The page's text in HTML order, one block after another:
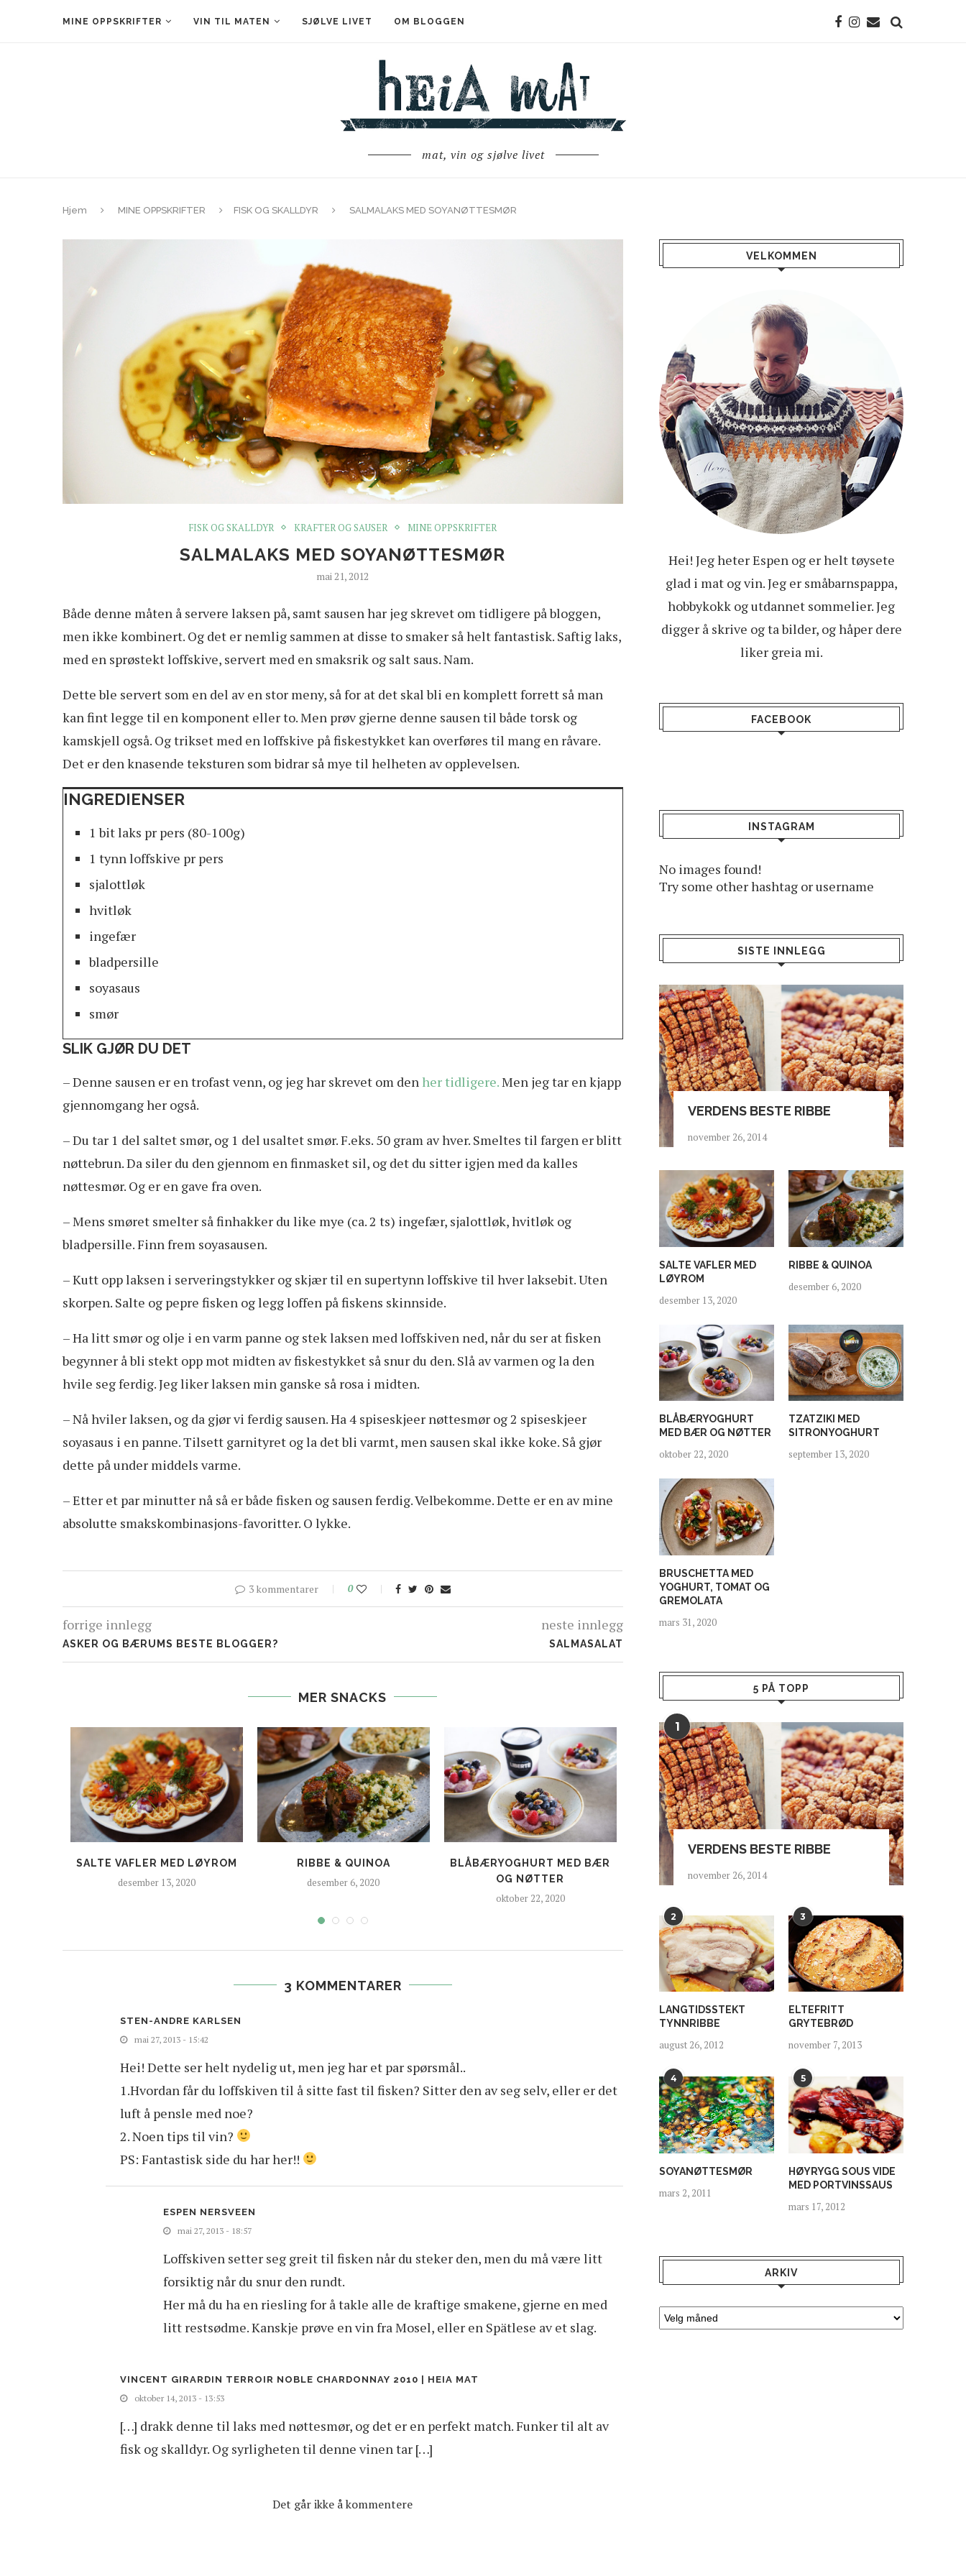
MINE OPPSKRIFTER VIN TIL MATEN SJØLVE LIVET OM BLOGGEN
mat, vin og sjølve livet
Hjem MINE OPPSKRIFTER FISK OG SKALLDYR SALMALAKS MED SOYANØTTESMØR
FISK OG SKALLDYR KRAFTER OG SAUSER MINE OPPSKRIFTER
SALMALAKS MED SOYANØTTESMØR
mai 21, 2012
Både denne måten å servere laksen på, samt sausen har jeg skrevet om tidligere på bloggen,
men ikke kombinert. Og det er nemlig sammen at disse to smaker så helt fantastisk. Saftig laks,
med en sprøstekt loffskive, servert med en smaksrik og salt saus. Nam.
Dette ble servert som en del av en stor meny, så for at det skal bli en komplett forrett så man
kan fint legge til en komponent eller to. Men prøv gjerne denne sausen til både torsk og
kamskjell også. Og trikset med en loffskive på fiskestykket kan overføres til mang en råvare.
Det er den knasende teksturen som bidrar så mye til helheten av opplevelsen.
INGREDIENSER
1 bit laks pr pers (80-100g)
1 tynn loffskive pr pers
sjalottløk
hvitløk
ingefær
bladpersille
soyasaus
smør
SLIK GJØR DU DET
– Denne sausen er en trofast venn, og jeg har skrevet om den her tidligere.Men jeg tar en kjapp
gjennomgang her også.
– Du tar 1 del saltet smør, og 1 del usaltet smør. F.eks. 50 gram av hver. Smeltes til fargen er blitt
nøttebrun. Da siler du den gjennom en finmasket sil, og det du sitter igjen med da kalles
nøttesmør. Og er en gave fra oven.
– Mens smøret smelter så finhakker du like mye (ca. 2 ts) ingefær, sjalottløk, hvitløk og
bladpersille. Finn frem soyasausen.
– Kutt opp laksen i serveringstykker og skjær til en supertynn loffskive til hver laksebit. Uten
skorpen. Salte og pepre fisken og legg loffen på fiskens skinnside.
– Ha litt smør og olje i en varm panne og stek laksen med loffskiven ned, når du ser at fisken
begynner å bli stekt opp mot midten av fiskestykket så snur du den. Slå av varmen og la den
hvile seg ferdig. Jeg liker laksen min ganske så rosa i midten.
– Nå hviler laksen, og da gjør vi ferdig sausen. Ha 4 spiseskjeer nøttesmør og 2 spiseskjeer
soyasaus i en panne. Tilsett garnityret og la det bli varmt, men sausen skal ikke koke. Så gjør
dette på under middels varme.
– Etter et par minutter nå så er både fisken og sausen ferdig. Velbekomme. Dette er en av mine
absolutte smakskombinasjons-favoritter. O lykke.
3 kommentarer 0
forrige innlegg
ASKER OG BÆRUMS BESTE BLOGGER?
neste innlegg
SALMASALAT
MER SNACKS
SALTE VAFLER MED LØYROM
desember 13, 2020
RIBBE & QUINOA
desember 6, 2020
BLÅBÆRYOGHURT MED BÆR
OG NØTTER
oktober 22, 2020
SITRONYOGHURT
BRUSCHETTA MED
TOMAT OG
3 KOMMENTARER
STEN-ANDRE KARLSEN
mai 27, 2013 - 15:42
Hei! Dette ser helt nydelig ut, men jeg har et par spørsmål..
1.Hvordan får du loffskiven til å sitte fast til fisken? Sitter den av seg selv, eller er det
luft å pensle med noe?
2. Noen tips til vin?
PS: Fantastisk side du har her!!
ESPEN NERSVEEN
mai 27, 2013 - 18:57
Loffskiven setter seg greit til fisken når du steker den, men du må være litt
forsiktig når du snur den rundt.
Her må du ha en riesling for å takle alle de kraftige smakene, gjerne en med
litt restsødme. Kanskje prøve en vin fra Mosel, eller en Spätlese av et slag.
VINCENT GIRARDIN TERROIR NOBLE CHARDONNAY 2010 | HEIA MAT
oktober 14, 2013 - 13:53
[…] drakk denne til laks med nøttesmør, og det er en perfekt match. Funker til alt av
fisk og skalldyr. Og syrligheten til denne vinen tar […]
Det går ikke å kommentere
VELKOMMEN
Hei! Jeg heter Espen og er helt tøysete
glad i mat og vin. Jeg er småbarnspappa,
hobbykokk og utdannet sommelier. Jeg
digger å skrive og ta bilder, og håper dere
liker greia mi.
FACEBOOK
INSTAGRAM
No images found!
Try some other hashtag or username
SISTE INNLEGG
VERDENS BESTE RIBBE
november 26, 2014
SALTE VAFLER MED
LØYROM
desember 13, 2020
RIBBE & QUINOA
desember 6, 2020
BLÅBÆRYOGHURT
MED BÆR OG NØTTER
oktober 22, 2020
TZATZIKI MED
SITRONYOGHURT
september 13, 2020
BRUSCHETTA MED
YOGHURT, TOMAT OG
GREMOLATA
mars 31, 2020
5 PÅ TOPP
1
VERDENS BESTE RIBBE
november 26, 2014
2
LANGTIDSSTEKT
TYNNRIBBE
august 26, 2012
3
ELTEFRITT
GRYTEBRØD
november 7, 2013
4
SOYANØTTESMØR
mars 2, 2011
5
HØYRYGG SOUS VIDE
MED PORTVINSSAUS
mars 17, 2012
ARKIV